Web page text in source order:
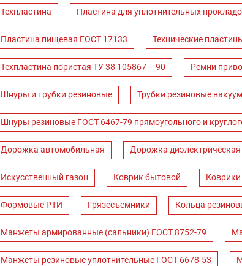
Техпластина Пластина для уплотнительных
Пластина пищевая ГОСТ 17133 Технические
Техпластина пористая ТУ 38 105867 – 90 Ремни
Шнуры и трубки резиновые Трубки резиновые
Шнуры резиновые ГОСТ 6467-79 прямоугольного и
Дорожка автомобильная Дорожка диэлектрическая
Искусственный газон Коврик бытовой Коврики
Формовые РТИ Грязесъемники Кольца
Манжеты армированные (сальники) ГОСТ 8752-79
Манжеты резиновые уплотнительные ГОСТ 6678-53